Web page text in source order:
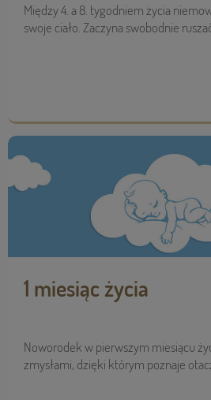
Między 4. a 8. tygodniem życia
swoje ciało. Zaczyna swobodnie ruszać
1 miesiąc życia
Noworodek w pierwszym miesiącu
zmysłami, dzięki którym poznaje